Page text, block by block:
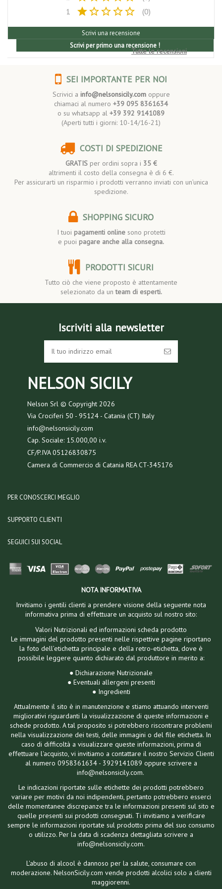
1
starstar_borderstar_borderstar_borderstar_border (0)
Scrivi una recensione
Tutte le recensioni
Scrivi per primo una recensione !
SEI IMPORTANTE PER NOI
Scrivici a info@nelsonsicily.comoppure
chiamaci al numero +39 095 8361634
o su whatsapp al +39 392 9141089
(Aperti tutti i giorni: 10-14/16-21)
COSTI DI SPEDIZIONE
GRATISper ordini sopra i 35 €
altrimenti il costo della consegna è di 6 €.
Per assicurarti un risparmio i prodotti verranno inviati con un’unica
spedizione.
SHOPPING SICURO
I tuoi pagamenti onlinesono protetti
e puoi pagare anche alla consegna.
PRODOTTI SICURI
Tutto ciò che viene proposto è attentamente
selezionato da unteam di esperti.
Iscriviti alla newsletter
NELSON SICILY
Nelson Srl © Copyright 2026
Via Crociferi 50 - 95124 - Catania (CT) Italy
info@nelsonsicily.com
Cap. Sociale: 15.000,00 i.v.
CF/P.IVA 05126830875
Camera di Commercio di Catania REA CT-345176
PER CONOSCERCI MEGLIO
SUPPORTO CLIENTI
SEGUICI SUI SOCIAL
NOTA INFORMATIVA
Invitiamo i gentili clienti a prendere visione della seguente nota
informativa prima di effettuare un acquisto sul nostro sito:
Valori Nutrizionali ed informazioni scheda prodotto
Le immagini del prodotto presenti nelle rispettive pagine riportano
la foto dell’etichetta principale e della retro-etichetta, dove è
possibile leggere quanto dichiarato dal produttore in merito a:
● Dichiarazione Nutrizionale
● Eventuali allergeni presenti
● Ingredienti
Attualmente il sito è in manutenzione e stiamo attuando interventi
migliorativi riguardanti la visualizzazione di queste informazioni e
schede prodotto. A tal proposito si potrebbero riscontrare problemi
nella visualizzazione dei testi, delle immagini o del file etichetta. In
caso di difficoltà a visualizzare queste informazioni, prima di
effettuare l'acquisto, vi invitiamo a contattare il nostro Servizio Clienti
al numero 0958361634 - 3929141089 oppure scrivere a
info@nelsonsicily.com.
Le indicazioni riportate sulle etichette dei prodotti potrebbero
variare per motivi da noi indipendenti, pertanto potrebbero esserci
delle momentanee discrepanze tra le informazioni presenti sul sito e
quelle presenti sui prodotti consegnati. Ti invitiamo a verificare
sempre le informazioni riportate sul prodotto prima del suo consumo
o utilizzo. Per la data di scadenza dettagliata scrivere a
info@nelsonsicily.com.
L'abuso di alcool è dannoso per la salute, consumare con
moderazione. NelsonSicily.com vende prodotti alcolici solo a clienti
maggiorenni.